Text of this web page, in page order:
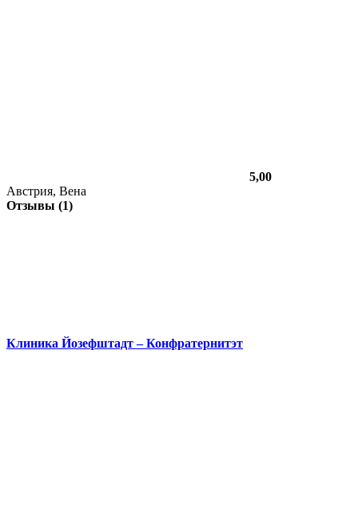
5,00
Австрия, Вена
Отзывы (1)
Клиника Йозефштадт – Конфратернитэт